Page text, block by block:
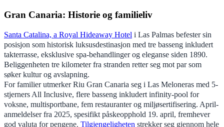
Gran Canaria: Historie og familieliv
Santa Catalina, a Royal Hideaway Hotel i Las Palmas befester sin
posisjon som historisk luksusdestinasjon med tre basseng inkludert
takterrasse, eksklusive spa-behandlinger og eleganse siden 1890.
Beliggenheten tre kilometer fra stranden retter seg mot par som
søker kultur og avslapning.
For familier utmerker Riu Gran Canaria seg i Las Meloneras med 5-
stjerners All Inclusive, flere basseng inkludert infinity-pool for
voksne, multisportbane, fem restauranter og miljøsertifisering. April-
anmeldelser fra 2025, spesifikt påskeopphold 19. april, fremhever
god valuta for pengene. Tilgjengeligheten strekker seg gjennom hele